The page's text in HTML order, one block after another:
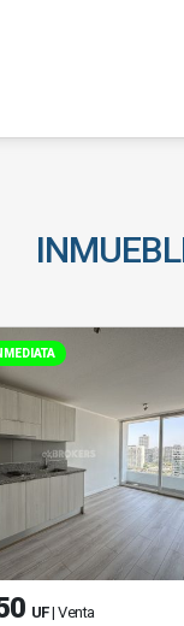
UF| Venta